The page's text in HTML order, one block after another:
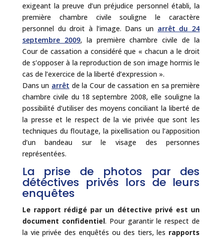
exigeant la preuve d’un préjudice personnel établi, la
première chambre civile souligne le caractère
personnel du droit à l’image. Dans un arrêt du 24
septembre 2009, la première chambre civile de la
Cour de cassation a considéré que « chacun a le droit
de s’opposer à la reproduction de son image hormis le
cas de l’exercice de la liberté d’expression ».
Dans un arrêt de la Cour de cassation en sa première
chambre civile du 18 septembre 2008, elle souligne la
possibilité d’utiliser des moyens conciliant la liberté de
la presse et le respect de la vie privée que sont les
techniques du floutage, la pixellisation ou l’apposition
d’un bandeau sur le visage des personnes
représentées.
La prise de photos par des
détéctives privés lors de leurs
enquêtes
Le rapport rédigé par un détective privé est un
document confidentiel. Pour garantir le respect de
la vie privée des enquêtés ou des tiers, les rapports